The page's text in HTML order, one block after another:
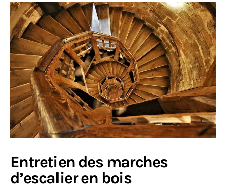
Entretien des marches
d’escalier en bois